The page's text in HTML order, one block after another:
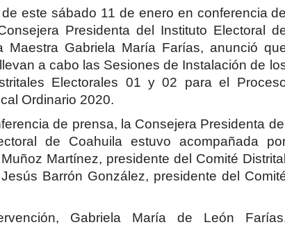
este sábado 11 de enero en conferencia
Presidenta del Instituto Electoral
Maestra Gabriela María Farías, anunció
a cabo las Sesiones de Instalación de
Electorales 01 y 02 para el
Ordinario 2020.
de prensa, la Consejera Presidenta del
de Coahuila estuvo acompañada
Martínez, presidente del Comité Distrital
Barrón González, presidente del
Gabriela María de León